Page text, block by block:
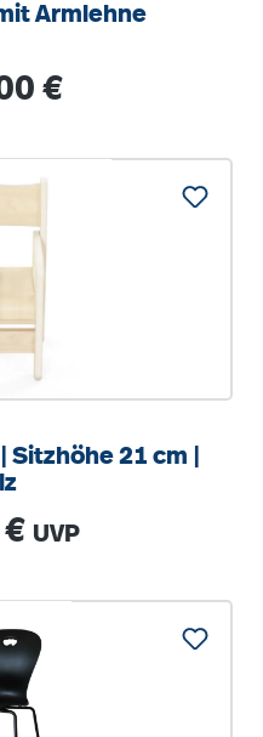
Armlehne
Preis:
€
Sitzhöhe 21 cm |
UVP